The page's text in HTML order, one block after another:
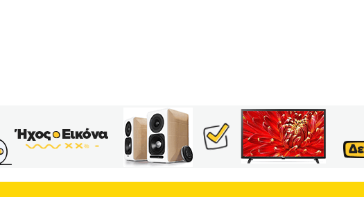
ΔΕΥΤΕΡΟΒΑΘΜΙΑ ΕΚΠΑΙΔΕΥΣΗ
16.21